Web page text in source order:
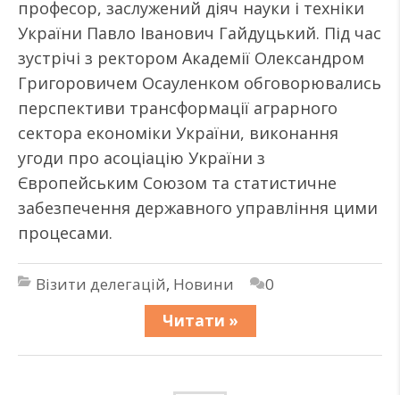
професор, заслужений діяч науки і техніки
України Павло Іванович Гайдуцький. Під час
зустрічі з ректором Академії Олександром
Григоровичем Осауленком обговорювались
перспективи трансформації аграрного
сектора економіки України, виконання
угоди про асоціацію України з
Європейським Союзом та статистичне
забезпечення державного управління цими
процесами.
Візити делегацій, Новини
0
Читати »